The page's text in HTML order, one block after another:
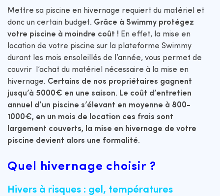
Mettre sa piscine en hivernage requiert du matériel et
donc un certain budget. Grâce à Swimmy protégez
votre piscine à moindre coût ! En effet, la mise en
location de votre piscine sur la plateforme Swimmy
durant les mois ensoleillés de l’année, vous permet de
couvrir l’achat du matériel nécessaire à la mise en
hivernage. Certains de nos propriétaires gagnent
jusqu’à 5000€ en une saison. Le coût d’entretien
annuel d’un piscine s’élevant en moyenne à 800-
1000€, en un mois de location ces frais sont
largement couverts, la mise en hivernage de votre
piscine devient alors une formalité.
Quel hivernage choisir ?
Hivers à risques : gel, températures